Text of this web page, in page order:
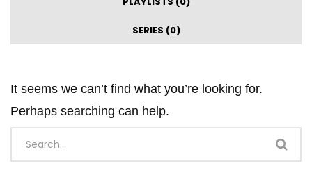
SERIES (0)
It seems we can’t find what you’re looking for.
Perhaps searching can help.